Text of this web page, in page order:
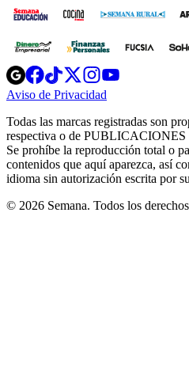
Opens
in
new
Opens
in
new
Opens
in
new
window
Opens
new
windowwindow
Aviso de Privacidad
new
window
Todas las marcas registradas son
respectiva o de
Se prohíbe la reproducción total o
contenidos que aquí aparezca, así
idioma sin autorización escrita por
© 2026 Semana. Todos los